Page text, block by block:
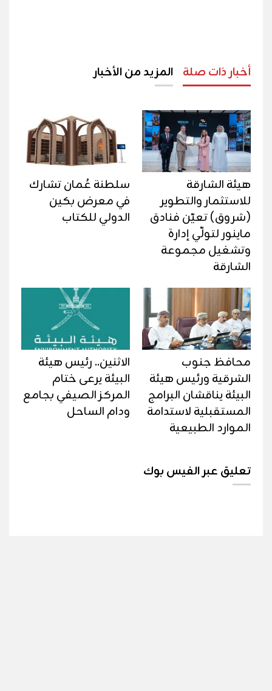
أخبار ذات صلة المزيد من الأخبار
هيئة الشارقة
للاستثمار والتطوير
(شروق) تعيّن فنادق
ماينور لتولّي إدارة
وتشغيل مجموعة
الشارقة
سلطنة عُمان تشارك
في معرض بكين
الدولي للكتاب
محافظ جنوب
الشرقية ورئيس هيئة
البيئة يناقشان البرامج
المستقبلية لاستدامة
الموارد الطبيعية
الاثنين.. رئيس هيئة
البيئة يرعى ختام
المركز الصيفي بجامع
ودام الساحل
تعليق عبر الفيس بوك